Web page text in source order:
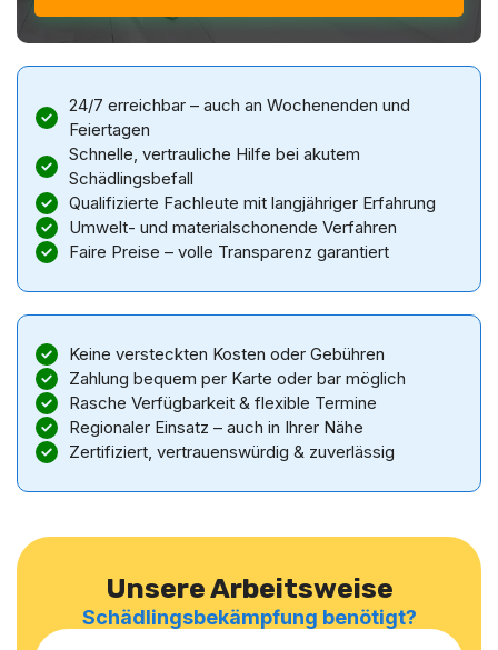
24/7 erreichbar – auch an Wochenenden und
Feiertagen
Schnelle, vertrauliche Hilfe bei akutem
Schädlingsbefall
Qualifizierte Fachleute mit langjähriger Erfahrung
Umwelt- und materialschonende Verfahren
Faire Preise – volle Transparenz garantiert
Keine versteckten Kosten oder Gebühren
Zahlung bequem per Karte oder bar möglich
Rasche Verfügbarkeit & flexible Termine
Regionaler Einsatz – auch in Ihrer Nähe
Zertifiziert, vertrauenswürdig & zuverlässig
Unsere Arbeitsweise
Schädlingsbekämpfung benötigt?